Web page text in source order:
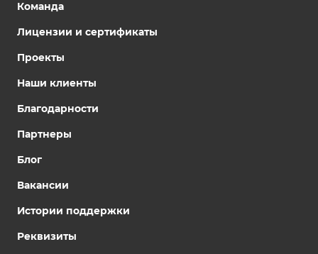
Команда
Лицензии и сертификаты
Проекты
Наши клиенты
Благодарности
Партнеры
Блог
Вакансии
Истории поддержки
Реквизиты